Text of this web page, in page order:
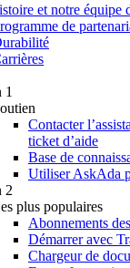
et notre équipe
de
1
Contacter
ticket d’aide
Base de
Utiliser AskAda
2
plus populaires
Abonnements
Démarrer avec
Chargeur de